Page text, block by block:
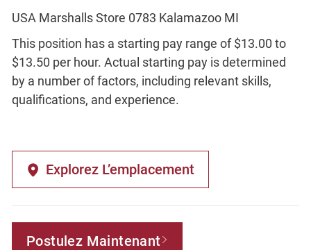
USA Marshalls Store 0783 Kalamazoo MI
This position has a starting pay range of $13.00 to
$13.50 per hour. Actual starting pay is determined
by a number of factors, including relevant skills,
qualifications, and experience.
Explorez L’emplacement
Postulez Maintenant